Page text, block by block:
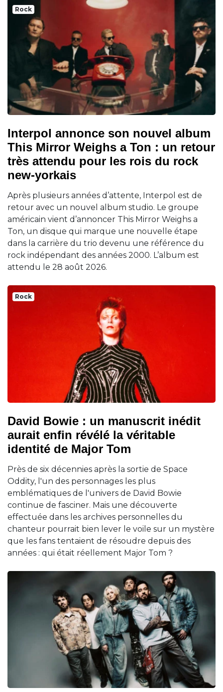
Rock
Interpol annonce son nouvel album
This Mirror Weighs a Ton : un retour
très attendu pour les rois du rock
new-yorkais
Après plusieurs années d’attente, Interpol est de
retour avec un nouvel album studio. Le groupe
américain vient d’annoncer This Mirror Weighs a
Ton, un disque qui marque une nouvelle étape
dans la carrière du trio devenu une référence du
rock indépendant des années 2000. L’album est
attendu le 28 août 2026.
Rock
David Bowie : un manuscrit inédit
aurait enfin révélé la véritable
identité de Major Tom
Près de six décennies après la sortie de Space
Oddity, l'un des personnages les plus
emblématiques de l'univers de David Bowie
continue de fasciner. Mais une découverte
effectuée dans les archives personnelles du
chanteur pourrait bien lever le voile sur un mystère
que les fans tentaient de résoudre depuis des
années : qui était réellement Major Tom ?